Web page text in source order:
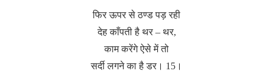
फिर ऊपर से ठण्ड पड़ रही
देह काँपती है थर – थर,
काम करेंगे ऐसे में तो
सर्दी लगने का है डर। 15।